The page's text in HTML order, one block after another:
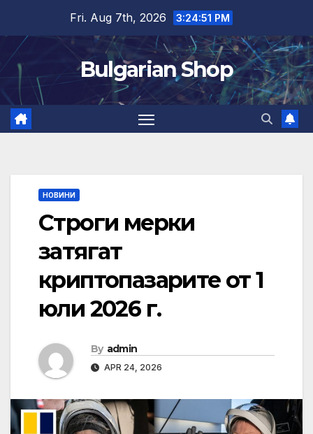
content
Fri. Aug 7th, 2026 3:24:51 PM
Bulgarian Shop
НОВИНИ
Строги мерки
затягат
криптопазарите от 1
юли 2026 г.
By admin
APR 24, 2026